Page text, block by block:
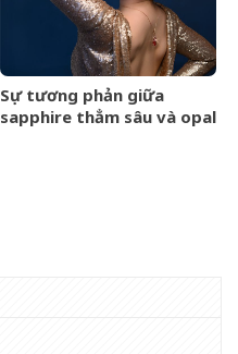
Sự tương phản giữa
sapphire thẳm sâu và opal